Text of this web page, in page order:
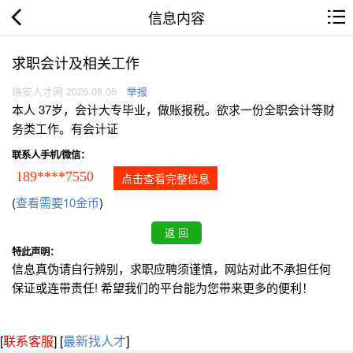
信息内容
求职会计及相关工作
瑞安人才网 2026.08.06 举报
本人 37岁，会计大专毕业，做账报税。欲求一份全职会计等财
务类工作。有会计证
联系人手机/微信：
189****7550 点击查看完整信息
(查看需要10金币)
特此声明：
信息真伪请自行辨别，求职应聘须谨慎，网站对此不承担任何
保证或连带责任! 希望我们的平台能为您带来更多的便利！
[联系客服] [最新找人才]